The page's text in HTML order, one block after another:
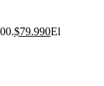
$79.990El